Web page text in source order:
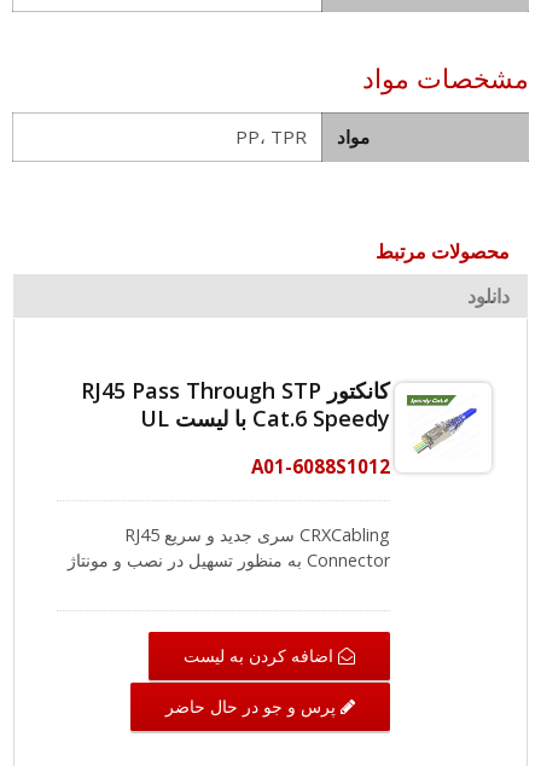
مشخصات مواد
مواد PP، TPR
محصولات مرتبط
دانلود
کانکتور RJ45 Pass Through STP
Cat.6 Speedy با لیست UL
A01-6088S1012
CRXCabling سری جدید و سریع RJ45
Connector به منظور تسهیل در نصب و مونتاژ
شده است. پلاگین Cat.6 STP با استاندارد FCC
است. همچنین محدودیت استفاده از مواد
شیمیایی مضر مانند REACH و RoHS را رعایت
می‌کند. پلاگ آسان عبور محافظت شده از تیغه
Z ثبت شده ما (تیغه ۳ شاخه) ساخته شده است
اضافه کردن به لیست
پرس و جو در حال حاضر